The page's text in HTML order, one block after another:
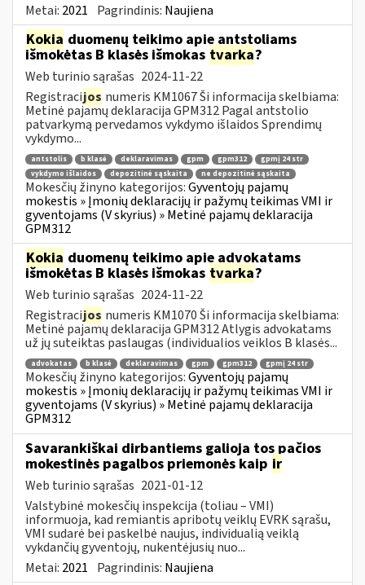
Metai: 2021 Pagrindinis: Naujiena
Kokia duomenų teikimo apie antstoliams
išmokėtas B klasės išmokas tvarka?
Web turinio sąrašas 2024-11-22
Registracijos numeris KM1067 Ši informacija skelbiama:
Metinė pajamų deklaracija GPM312 Pagal antstolio
patvarkymą pervedamos vykdymo išlaidos Sprendimų
vykdymo...
antstolis b klasė deklaravimas gpm gpm312
gpmį 24 str
vykdymo išlaidos
depozitinė sąskaita ne depozitinė sąskaita
Mokesčių žinyno kategorijos:Gyventojų pajamų
mokestis » Įmonių deklaracijų ir pažymų teikimas VMI ir
gyventojams (V skyrius) » Metinė pajamų deklaracija
GPM312
Kokia duomenų teikimo apie advokatams
išmokėtas B klasės išmokas tvarka?
Web turinio sąrašas 2024-11-22
Registracijos numeris KM1070 Ši informacija skelbiama:
Metinė pajamų deklaracija GPM312 Atlygis advokatams
už jų suteiktas paslaugas (individualios veiklos B klasės...
advokatas b klasė deklaravimas gpm gpm312 gpmį 24 str
Mokesčių žinyno kategorijos:Gyventojų pajamų
mokestis » Įmonių deklaracijų ir pažymų teikimas VMI ir
gyventojams (V skyrius) » Metinė pajamų deklaracija
GPM312
Savarankiškai dirbantiems galioja tos pačios
mokestinės pagalbos priemonės kaip ir
Web turinio sąrašas 2021-01-12
Valstybinė mokesčių inspekcija (toliau – VMI)
informuoja, kad remiantis apribotų veiklų EVRK sąrašu,
VMI sudarė bei paskelbė naujus, individualią veiklą
vykdančių gyventojų, nukentėjusių nuo...
Metai: 2021 Pagrindinis: Naujiena